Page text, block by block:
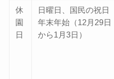
休
園
日
日曜日、国民の祝日
年末年始（12月29日
から1月3日）